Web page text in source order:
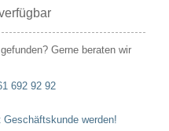
Gerne beraten wir
692 92 92
Geschäftskunde werden!